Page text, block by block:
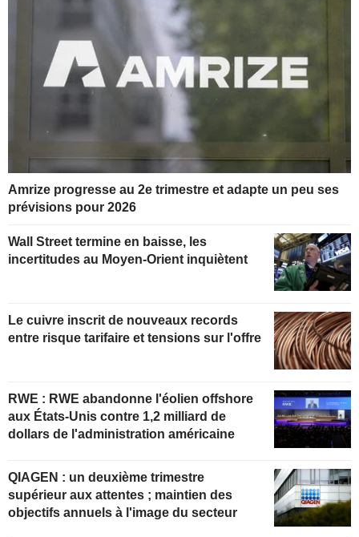
Amrize progresse au 2e trimestre et adapte un peu ses
prévisions pour 2026
Wall Street termine en baisse, les
incertitudes au Moyen-Orient inquiètent
Le cuivre inscrit de nouveaux records
entre risque tarifaire et tensions sur l'offre
RWE : RWE abandonne l'éolien offshore
aux États-Unis contre 1,2 milliard de
dollars de l'administration américaine
QIAGEN : un deuxième trimestre
supérieur aux attentes ; maintien des
objectifs annuels à l'image du secteur